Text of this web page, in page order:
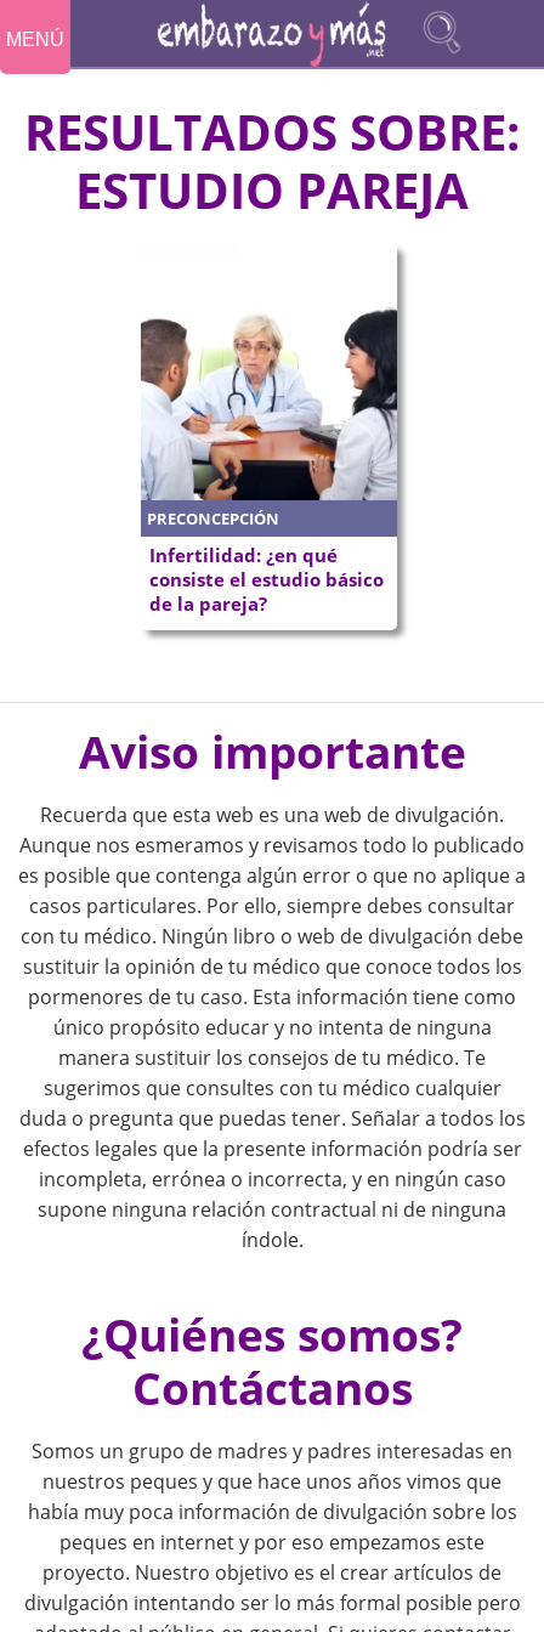
MENÚ
RESULTADOS SOBRE:
ESTUDIO PAREJA
PRECONCEPCIÓN
Infertilidad: ¿en qué
consiste el estudio básico
de la pareja?
P
a
g
Aviso importante
Recuerda que esta web es una web de divulgación.
Aunque nos esmeramos y revisamos todo lo publicado
es posible que contenga algún error o que no aplique a
casos particulares. Por ello, siempre debes consultar
con tu médico. Ningún libro o web de divulgación debe
sustituir la opinión de tu médico que conoce todos los
pormenores de tu caso. Esta información tiene como
único propósito educar y no intenta de ninguna
manera sustituir los consejos de tu médico. Te
sugerimos que consultes con tu médico cualquier
duda o pregunta que puedas tener. Señalar a todos los
efectos legales que la presente información podría ser
incompleta, errónea o incorrecta, y en ningún caso
supone ninguna relación contractual ni de ninguna
índole.
¿Quiénes somos?
Contáctanos
Somos un grupo de madres y padres interesadas en
nuestros peques y que hace unos años vimos que
había muy poca información de divulgación sobre los
peques en internet y por eso empezamos este
proyecto. Nuestro objetivo es el crear artículos de
divulgación intentando ser lo más formal posible pero